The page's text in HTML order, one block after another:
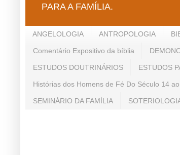
PARA A FAMÍLIA.
ANGELOLOGIA ANTROPOLOGIA
Comentário Expositivo da bíblia
ESTUDOS DOUTRINÁRIOS ESTUDOS
Histórias dos Homens de Fé Do Século 14 ao
SEMINÁRIO DA FAMÍLIA